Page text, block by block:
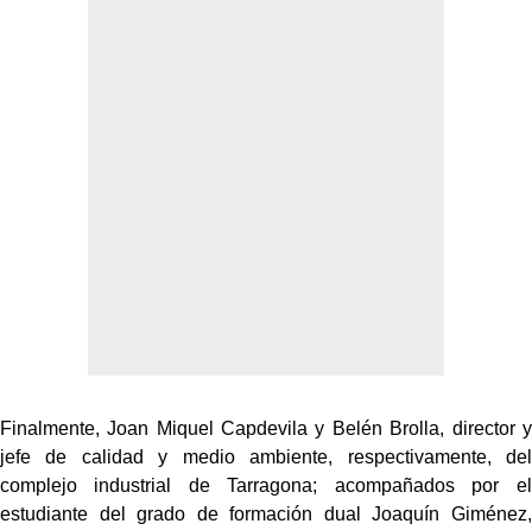
Finalmente, Joan Miquel Capdevila y Belén Brolla, director y
jefe de calidad y medio ambiente, respectivamente, del
complejo industrial de Tarragona; acompañados por el
estudiante del grado de formación dual Joaquín Giménez,